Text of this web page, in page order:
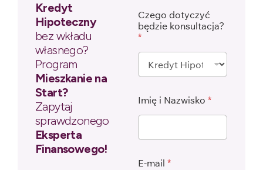
Kredyt
Hipoteczny
bez wkładu
własnego?
Program
Mieszkanie na
Start?
Zapytaj
sprawdzonego
Eksperta
Finansowego!
Czego dotyczyć
będzie konsultacja?
*
Imię i Nazwisko *
E-mail *